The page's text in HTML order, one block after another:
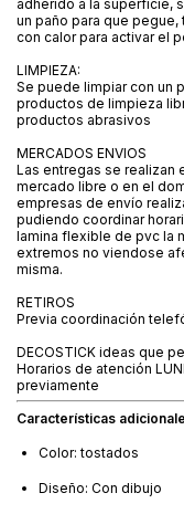
adherido a la superficie,
un paño para que
con calor para activar el
LIMPIEZA:
Se puede limpiar con un
productos de limpieza
productos abrasivos
MERCADOS ENVIOS
Las entregas se realizan
mercado libre o en el
empresas de envío
pudiendo coordinar
lamina flexible de pvc la
extremos no viendose
misma.
RETIROS
Previa coordinación
DECOSTICK ideas que
Horarios de atención
previamente
Características
Color: tostados
Diseño: Con dibujo